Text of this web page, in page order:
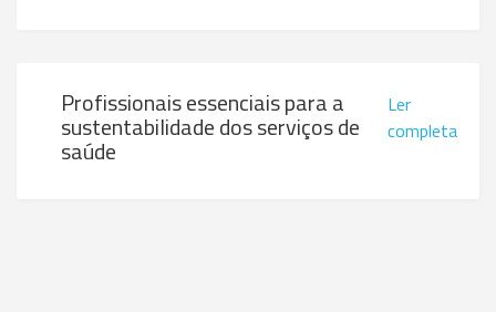
Profissionais essenciais para a
sustentabilidade dos serviços de
saúde
Ler
completa